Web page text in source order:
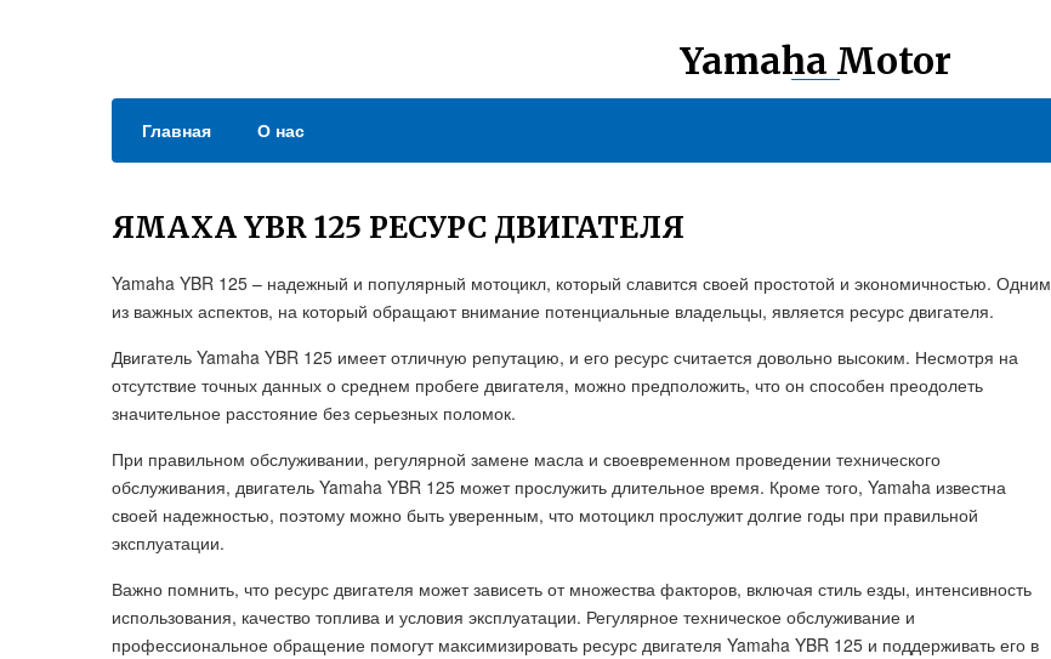
Yamaha Motor
Главная О нас
ЯМАХА YBR 125 РЕСУРС ДВИГАТЕЛЯ
Yamaha YBR 125 – надежный и популярный мотоцикл, который славится своей простотой и экономичностью. Одним
из важных аспектов, на который обращают внимание потенциальные владельцы, является ресурс двигателя.
Двигатель Yamaha YBR 125 имеет отличную репутацию, и его ресурс считается довольно высоким. Несмотря на
отсутствие точных данных о среднем пробеге двигателя, можно предположить, что он способен преодолеть
значительное расстояние без серьезных поломок.
При правильном обслуживании, регулярной замене масла и своевременном проведении технического
обслуживания, двигатель Yamaha YBR 125 может прослужить длительное время. Кроме того, Yamaha известна
своей надежностью, поэтому можно быть уверенным, что мотоцикл прослужит долгие годы при правильной
эксплуатации.
Важно помнить, что ресурс двигателя может зависеть от множества факторов, включая стиль езды, интенсивность
использования, качество топлива и условия эксплуатации. Регулярное техническое обслуживание и
профессиональное обращение помогут максимизировать ресурс двигателя Yamaha YBR 125 и поддерживать его в